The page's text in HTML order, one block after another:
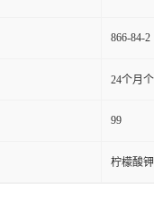
866-84-2
24个月
99
柠檬酸钾